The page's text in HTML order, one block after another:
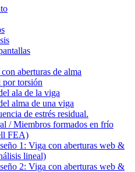
aberturas de alma
por torsión
ala de la viga
alma de una viga
de estrés residual.
/ Miembros formados en frío
FEA)
1: Viga con aberturas web &
lineal)
2: Viga con aberturas web &